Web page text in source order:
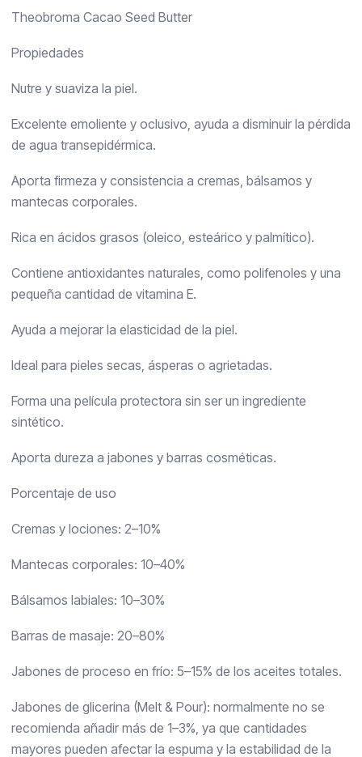
Theobroma Cacao Seed Butter
Propiedades
Nutre y suaviza la piel.
Excelente emoliente y oclusivo, ayuda a disminuir la pérdida
de agua transepidérmica.
Aporta firmeza y consistencia a cremas, bálsamos y
mantecas corporales.
Rica en ácidos grasos (oleico, esteárico y palmítico).
Contiene antioxidantes naturales, como polifenoles y una
pequeña cantidad de vitamina E.
Ayuda a mejorar la elasticidad de la piel.
Ideal para pieles secas, ásperas o agrietadas.
Forma una película protectora sin ser un ingrediente
sintético.
Aporta dureza a jabones y barras cosméticas.
Porcentaje de uso
Cremas y lociones: 2–10%
Mantecas corporales: 10–40%
Bálsamos labiales: 10–30%
Barras de masaje: 20–80%
Jabones de proceso en frío: 5–15% de los aceites totales.
Jabones de glicerina (Melt & Pour): normalmente no se
recomienda añadir más de 1–3%, ya que cantidades
mayores pueden afectar la espuma y la estabilidad de la